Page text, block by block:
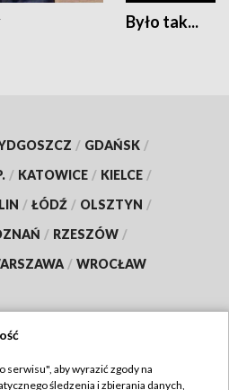
Było tak...
/ GDAŃSK /
/ KATOWICE / KIELCE /
/ ŁÓDŹ / OLSZTYN /
/ RZESZÓW /
/ WROCŁAW
serwisu", aby wyrazić zgody na
śledzenia i zbierania danych,